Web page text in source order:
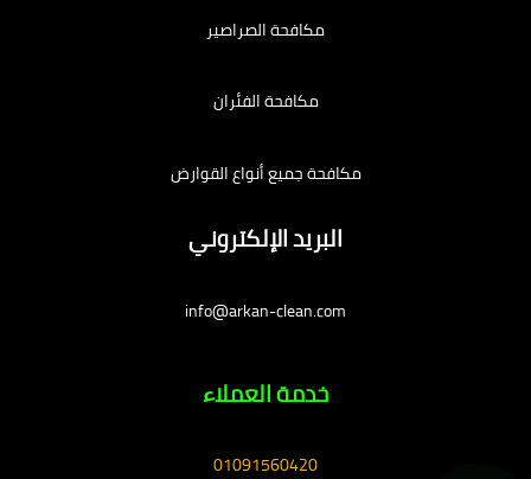
مكافحة الصراصير
مكافحة الفئران
مكافحة جميع أنواع القوارض
البريد الإلكتروني
info@arkan-clean.com
خدمة العملاء
01091560420